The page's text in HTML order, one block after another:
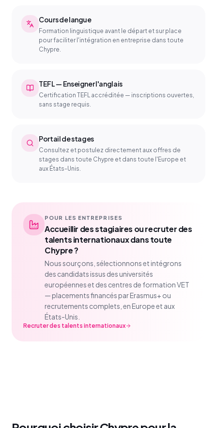
Cours de langue
Formation linguistique avant le départ et sur place
pour faciliter l'intégration en entreprise dans toute
Chypre.
TEFL — Enseigner l'anglais
Certification TEFL accréditée — inscriptions ouvertes,
sans stage requis.
Portail de stages
Consultez et postulez directement aux offres de
stages dans toute Chypre et dans toute l'Europe et
aux États-Unis.
POUR LES ENTREPRISES
Accueillir des stagiaires ou recruter des
talents internationaux dans toute
Chypre ?
Nous sourçons, sélectionnons et intégrons
des candidats issus des universités
européennes et des centres de formation VET
— placements financés par Erasmus+ ou
recrutements complets, en Europe et aux
États-Unis.
Recruter des talents internationaux